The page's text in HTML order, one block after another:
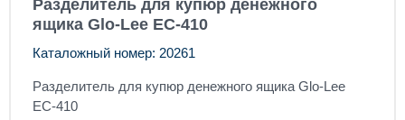
Разделитель для купюр денежного
ящика Glo-Lee EC-410
Каталожный номер: 20261
Разделитель для купюр денежного ящика Glo-Lee
EC-410